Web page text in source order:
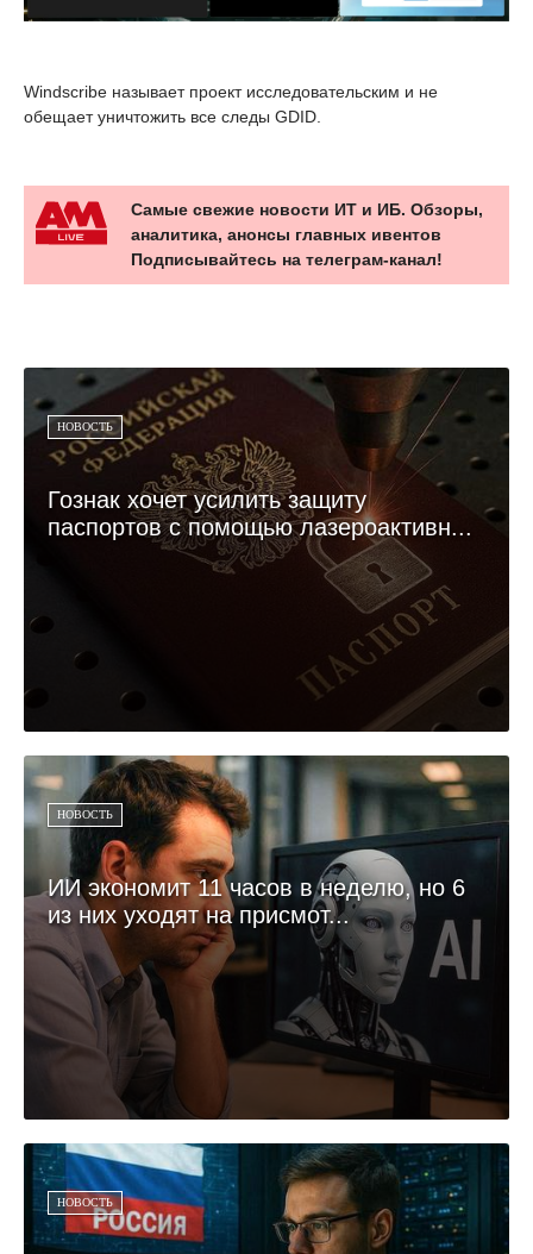
Windscribe называет проект исследовательским и не
обещает уничтожить все следы GDID.
Самые свежие новости ИТ и ИБ. Обзоры,
аналитика, анонсы главных ивентов
Подписывайтесь на телеграм-канал!
НОВОСТЬ
Гознак хочет усилить защиту
паспортов с помощью лазероактивн...
НОВОСТЬ
ИИ экономит 11 часов в неделю, но 6
из них уходят на присмот...
НОВОСТЬ